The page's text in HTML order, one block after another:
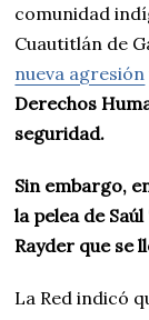
comunidad
Cuautitlán de
nueva agresión
Derechos
seguridad.
Sin embargo,
la pelea de
Rayder que se
La Red indicó